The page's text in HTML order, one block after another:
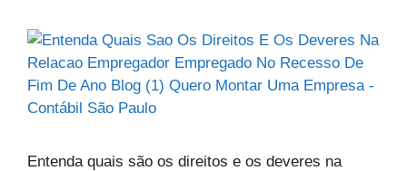
Entenda quais são os direitos e os deveres na